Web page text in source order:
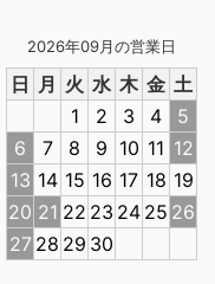
2026年09月の営業日
日 月 火 水 木 金 土
1
2 3 4
5
6
7 8 9 10 11 12
13 14 15 16 17 18 19
20 21 22 23 24 25 26
27 28 29 30